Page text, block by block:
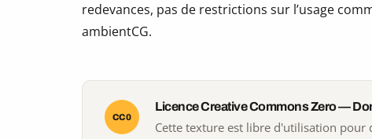
redevances, pas de restrictions sur l’usage
ambientCG.
CC0
Licence Creative Commons Zero —
Cette texture est libre d'utilisation pour